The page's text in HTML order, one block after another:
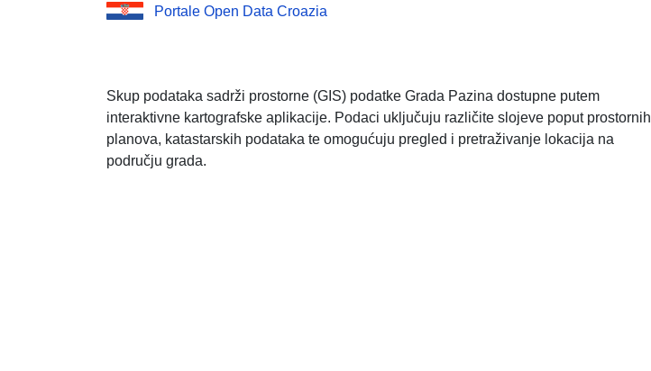
Portale Open Data Croazia
Skup podataka sadrži prostorne (GIS) podatke Grada Pazina dostupne putem
interaktivne kartografske aplikacije. Podaci uključuju različite slojeve poput prostornih
planova, katastarskih podataka te omogućuju pregled i pretraživanje lokacija na
području grada.